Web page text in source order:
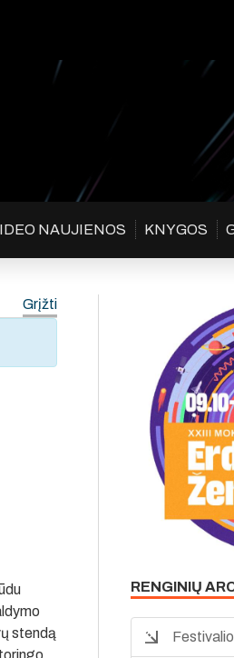
NAUJIENOS KNYGOS
Grįžti
stendą
RENGINIŲ